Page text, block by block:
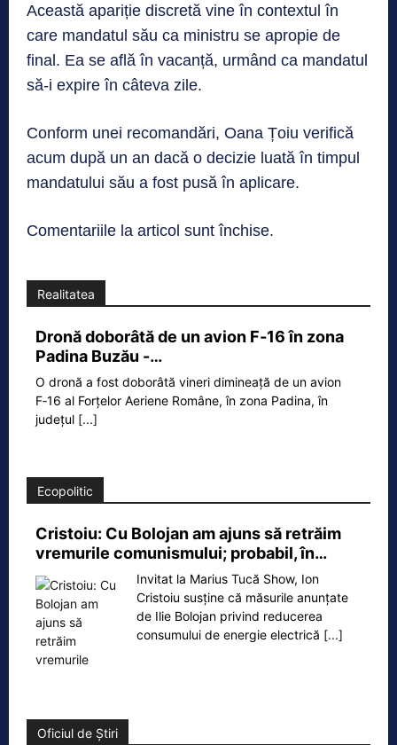
Această apariție discretă vine în contextul în
care mandatul său ca ministru se apropie de
final. Ea se află în vacanță, urmând ca mandatul
să-i expire în câteva zile.
Conform unei recomandări, Oana Țoiu verifică
acum după un an dacă o decizie luată în timpul
mandatului său a fost pusă în aplicare.
Comentariile la articol sunt închise.
Realitatea
Dronă doborâtă de un avion F‑16 în zona
Padina Buzău -…
O dronă a fost doborâtă vineri dimineață de un avion
F‑16 al Forțelor Aeriene Române, în zona Padina, în
județul [...]
Ecopolitic
Cristoiu: Cu Bolojan am ajuns să retrăim
vremurile comunismului; probabil, în…
Invitat la Marius Tucă Show, Ion
Cristoiu susține că măsurile anunțate
de Ilie Bolojan privind reducerea
consumului de energie electrică [...]
Oficiul de Știri